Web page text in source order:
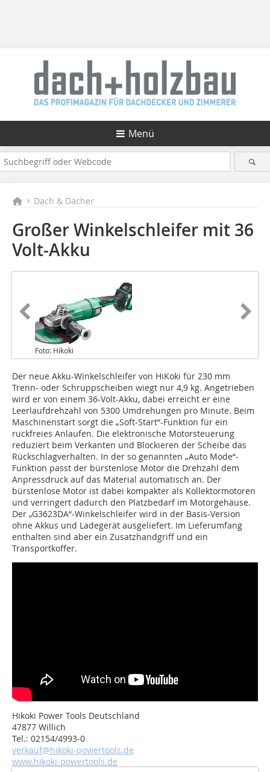
Menü
Dach & Dächer
Großer Winkelschleifer mit 36
Volt-Akku
Foto: Hikoki
Der neue Akku-Winkelschleifer von HiKoki für 230 mm
Trenn- oder Schruppscheiben wiegt nur 4,9 kg. Angetrieben
wird er von einem 36-Volt-Akku, dabei erreicht er eine
Leerlaufdrehzahl von 5300 Umdrehungen pro Minute. Beim
Maschinenstart sorgt die „Soft-Start“-Funktion für ein
ruckfreies Anlaufen. Die elektronische Motorsteuerung
reduziert beim Verkanten und Blockieren der Scheibe das
Rückschlagverhalten. In der so genannten „Auto Mode“-
Funktion passt der bürstenlose Motor die Drehzahl dem
Anpressdruck auf das Material automatisch an. Der
bürstenlose Motor ist dabei kompakter als Kollektormotoren
und verringert dadurch den Platzbedarf im Motorgehäuse.
Der „G3623DA“-Winkelschleifer wird in der Basis-Version
ohne Akkus und Ladegerät ausgeliefert. Im Lieferumfang
enthalten sind aber ein Zusatzhandgriff und ein
Transportkoffer.
Hikoki Power Tools Deutschland
47877 Willich
Tel.: 02154/4993-0
verkauf@hikoki-powertools.de
www.hikoki-powertools.de